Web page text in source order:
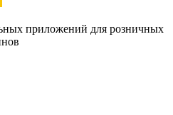
приложений для розничных